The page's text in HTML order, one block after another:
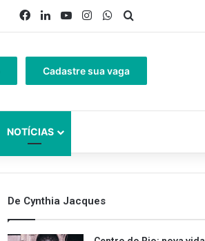
Facebook
LinkedinYouTubeInstagramWhatsApp
Cadastre sua vaga
NOTÍCIAS
De Cynthia Jacques